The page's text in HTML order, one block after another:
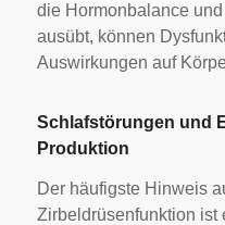
die Hormonbalance
ausübt, können
Auswirkungen auf
Schlafstörungen und
Produktion
Der häufigste Hinweis
Zirbeldrüsenfunktion ist